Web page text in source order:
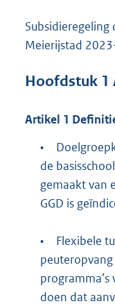
Meierijstad
Hoofdstuk 1
Artikel 1
•
de
gemaakt van
GGD is
•
Flexibele
doen dat